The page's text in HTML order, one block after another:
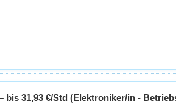
bis 31,93 €/Std (Elektroniker/in -